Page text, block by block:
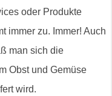
oder Produkte
immer zu. Immer! Auch
man sich die
Obst und Gemüse
wird.